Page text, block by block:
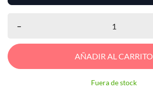
–
AÑADIR AL CARRITO
Fuera de stock